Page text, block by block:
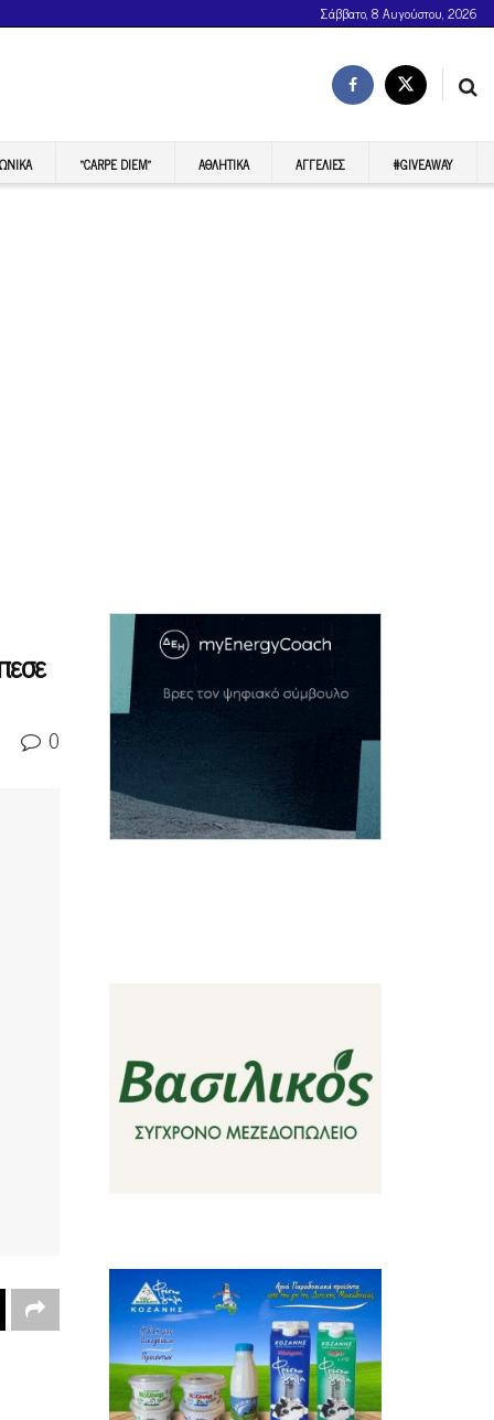
Σάββατο, 8 Αυγούστου, 2026
“CARPE DIEM” ΑΘΛΗΤΙΚΆ ΑΓΓΕΛΊΕΣ #GIVEAWAY
0